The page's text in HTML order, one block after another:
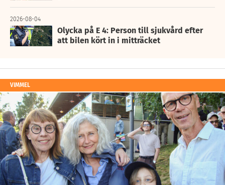
2026-08-04
Olycka på E 4: Person till sjukvård efter
att bilen kört in i mitträcket
VIMMEL